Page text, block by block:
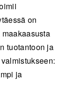
on
tuotantoon ja
ja